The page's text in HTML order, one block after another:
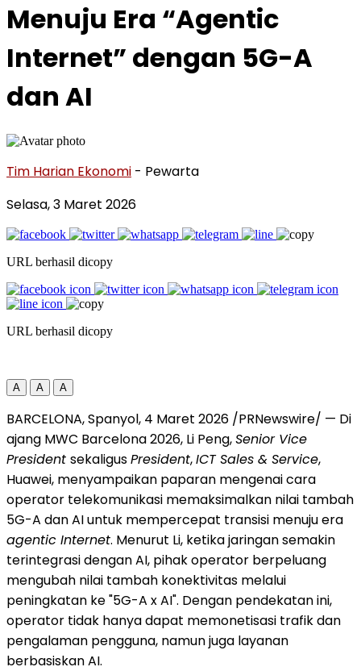
Menuju Era “Agentic
Internet” dengan 5G-A
dan AI
Tim Harian Ekonomi - Pewarta
Selasa, 3 Maret 2026
URL berhasil dicopy
URL berhasil dicopy
A A A
BARCELONA, Spanyol, 4 Maret 2026 /PRNewswire/ — Di
ajang MWC Barcelona 2026, Li Peng,Senior Vice
President sekaligusPresident,ICT Sales & Service,
Huawei, menyampaikan paparan mengenai cara
operator telekomunikasi memaksimalkan nilai tambah
5G-A dan AI untuk mempercepat transisi menuju era
agentic Internet. Menurut Li, ketika jaringan semakin
terintegrasi dengan AI, pihak operator berpeluang
mengubah nilai tambah konektivitas melalui
peningkatan ke "5G-A x AI". Dengan pendekatan ini,
operator tidak hanya dapat memonetisasi trafik dan
pengalaman pengguna, namun juga layanan
berbasiskan AI.